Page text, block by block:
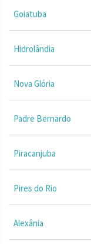
Goiatuba
Hidrolândia
Nova Glória
Padre Bernardo
Piracanjuba
Pires do Rio
Alexânia